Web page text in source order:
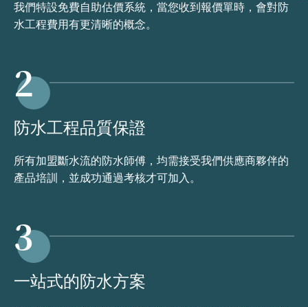
我們特設免費自助估價系統，當您收到報價單時，會對防
水工程費用有更清晰的概念。
2
防水工程品質保證
所有加盟斷水流的防水師傅，均需接受我們供應商夥伴的
產品培訓，並成功通過考核才可加入。
3
一站式的防水方案